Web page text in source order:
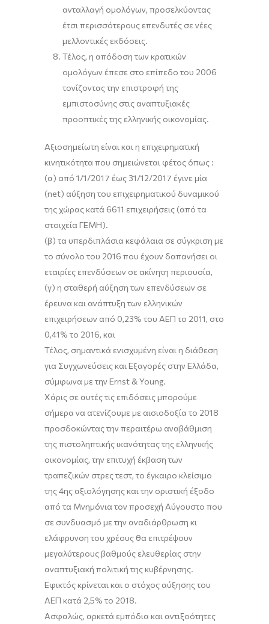
ανταλλαγή ομολόγων, προσελκύοντας
έτσι περισσότερους επενδυτές σε νέες
μελλοντικές εκδόσεις.
Τέλος, η απόδοση των κρατικών
ομολόγων έπεσε στο επίπεδο του 2006
τονίζοντας την επιστροφή της
εμπιστοσύνης στις αναπτυξιακές
προοπτικές της ελληνικής οικονομίας.
Αξιοσημείωτη είναι και η επιχειρηματική
κινητικότητα που σημειώνεται φέτος όπως :
(α) από 1/1/2017 έως 31/12/2017 έγινε μία
(net) αύξηση του επιχειρηματικού δυναμικού
της χώρας κατά 6611 επιχειρήσεις (από τα
στοιχεία ΓΕΜΗ).
(β) τα υπερδιπλάσια κεφάλαια σε σύγκριση με
το σύνολο του 2016 που έχουν δαπανήσει οι
εταιρίες επενδύσεων σε ακίνητη περιουσία,
(γ) η σταθερή αύξηση των επενδύσεων σε
έρευνα και ανάπτυξη των ελληνικών
επιχειρήσεων από 0,23% του ΑΕΠ το 2011, στο
0,41% το 2016, και
Τέλος, σημαντικά ενισχυμένη είναι η διάθεση
για Συγχωνεύσεις και Εξαγορές στην Ελλάδα,
σύμφωνα με την Ernst & Young.
Χάρις σε αυτές τις επιδόσεις μπορούμε
σήμερα να ατενίζουμε με αισιοδοξία το 2018
προσδοκώντας την περαιτέρω αναβάθμιση
της πιστοληπτικής ικανότητας της ελληνικής
οικονομίας, την επιτυχή έκβαση των
τραπεζικών στρες τεστ, το έγκαιρο κλείσιμο
της 4ης αξιολόγησης και την οριστική έξοδο
από τα Μνημόνια τον προσεχή Αύγουστο που
σε συνδυασμό με την αναδιάρθρωση κι
ελάφρυνση του χρέους θα επιτρέψουν
μεγαλύτερους βαθμούς ελευθερίας στην
αναπτυξιακή πολιτική της κυβέρνησης.
Εφικτός κρίνεται και ο στόχος αύξησης του
ΑΕΠ κατά 2,5% το 2018.
Ασφαλώς, αρκετά εμπόδια και αντιξοότητες